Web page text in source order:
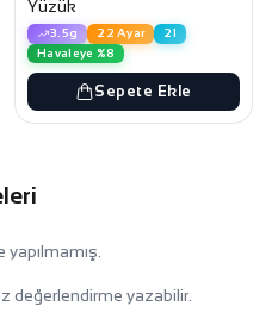
Yüzük
3.5g 22 Ayar
21
Havaleye %8
Sepete Ekle
değerlendirme yazabilir.